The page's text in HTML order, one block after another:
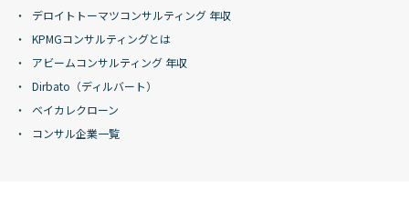
デロイトトーマツコンサルティング 年収
KPMGコンサルティングとは
アビームコンサルティング 年収
Dirbato（ディルバート）
ベイカレクローン
コンサル企業一覧